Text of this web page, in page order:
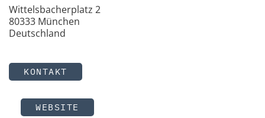
Wittelsbacherplatz 2
80333 München
Deutschland
KONTAKT
WEBSITE